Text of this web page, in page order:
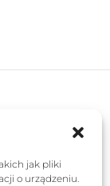
jak pliki
o urządzeniu.